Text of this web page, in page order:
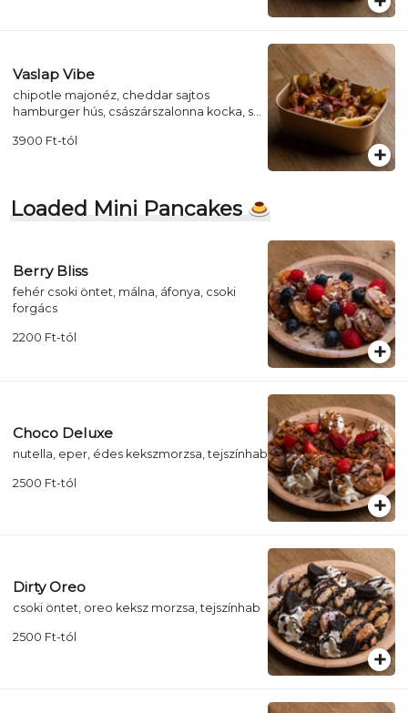
Vaslap Vibe
chipotle majonéz, cheddar sajtos
hamburger hús, császárszalonna kocka, sült
3900 Ft-tól
Loaded Mini Pancakes
Berry Bliss
fehér csoki öntet, málna, áfonya, csoki
forgács
2200 Ft-tól
Choco Deluxe
nutella, eper, édes kekszmorzsa, tejszínhab
2500 Ft-tól
Dirty Oreo
csoki öntet, oreo keksz morzsa, tejszínhab
2500 Ft-tól